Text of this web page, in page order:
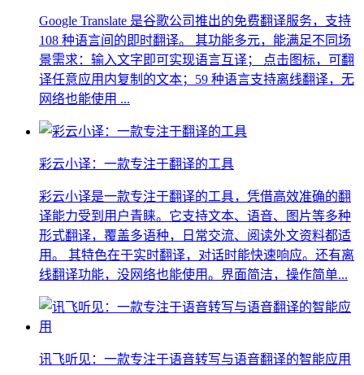
Google Translate 是谷歌公司推出的免费翻译服务，支持
108 种语言间的即时翻译。 其功能多元，能满足不同场
景需求：输入文字即可实现语言互译； 点击图标，可翻
译任意应用内复制的文本；59 种语言支持离线翻译，无
网络也能使用 ...
彩云小译：一款专注于翻译的工具
彩云小译是一款专注于翻译的工具，凭借高效准确的翻
译能力受到用户青睐。它支持文本、语音、图片等多种
形式翻译，覆盖多语种，日常交流、阅读外文资料都适
用。 其特色在于实时翻译，对话时能快速响应。还有离
线翻译功能，没网络也能使用。界面简洁，操作简单...
讯飞听见：一款专注于语音转写与语音翻译的智能应用